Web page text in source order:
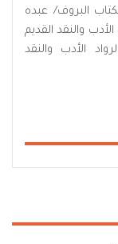
البروف/ عبده
والنقد القديم
الأدب والنقد